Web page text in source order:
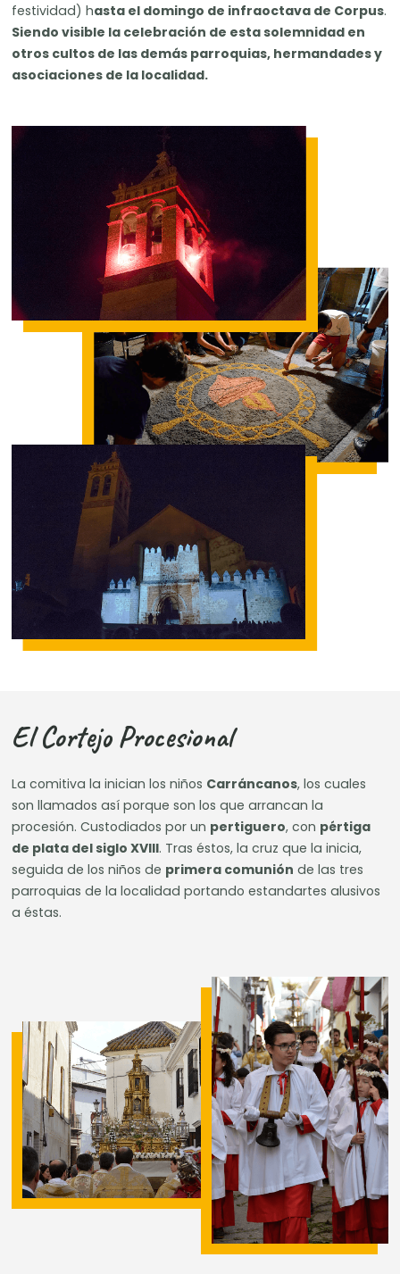
festividad) hasta el domingo de infraoctava de Corpus.
Siendo visible la celebración de esta solemnidad en
otros cultos de las demás parroquias, hermandades y
asociaciones de la localidad.
El Cortejo Procesional
La comitiva la inician los niños Carráncanos, los cuales
son llamados así porque son los que arrancan la
procesión. Custodiados por un pertiguero, con pértiga
de plata del siglo XVIII. Tras éstos, la cruz que la inicia,
seguida de los niños de primera comunión de las tres
parroquias de la localidad portando estandartes alusivos
a éstas.